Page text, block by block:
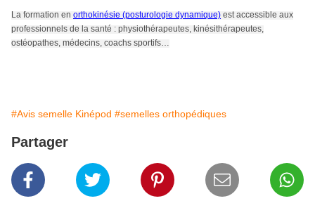
La formation en orthokinésie (posturologie dynamique) est accessible aux
professionnels de la santé : physiothérapeutes, kinésithérapeutes,
ostéopathes, médecins, coachs sportifs…
#Avis semelle Kinépod #semelles orthopédiques
Partager